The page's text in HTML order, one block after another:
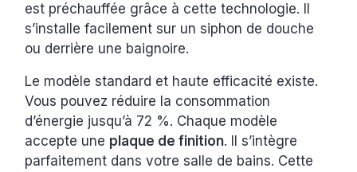
est préchauffée grâce à cette technologie. Il
s’installe facilement sur un siphon de douche
ou derrière une baignoire.
Le modèle standard et haute efficacité existe.
Vous pouvez réduire la consommation
d’énergie jusqu’à 72 %. Chaque modèle
accepte une plaque de finition. Il s’intègre
parfaitement dans votre salle de bains. Cette